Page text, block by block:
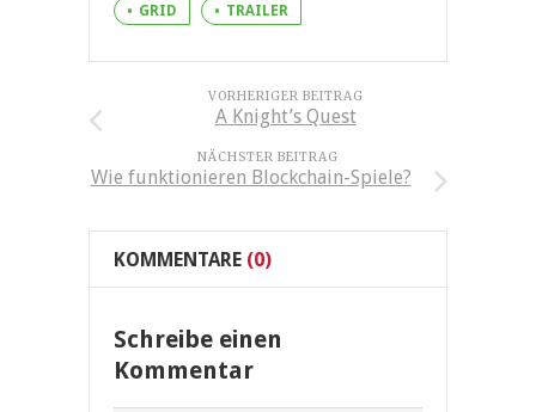
GRID TRAILER
VORHERIGER BEITRAG
A Knight’s Quest
NÄCHSTER BEITRAG
Wie funktionieren Blockchain-Spiele?
KOMMENTARE (0)
Schreibe einen
Kommentar